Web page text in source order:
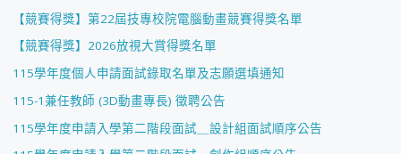
【競賽得獎】第22屆技專校院電腦動畫競賽得獎名單
【競賽得獎】2026放視大賞得獎名單
115學年度個人申請面試錄取名單及志願選填通知
115-1兼任教師 (3D動畫專長) 徵聘公告
115學年度申請入學第二階段面試＿設計組面試順序公告